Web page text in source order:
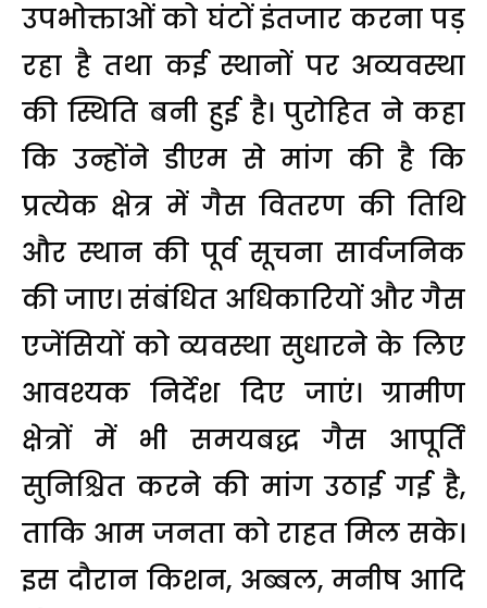
उपभोक्ताओं को घंटों इंतजार करना पड़
रहा है तथा कई स्थानों पर अव्यवस्था
की स्थिति बनी हुई है। पुरोहित ने कहा
कि उन्होंने डीएम से मांग की है कि
प्रत्येक क्षेत्र में गैस वितरण की तिथि
और स्थान की पूर्व सूचना सार्वजनिक
की जाए। संबंधित अधिकारियों और गैस
एजेंसियों को व्यवस्था सुधारने के लिए
आवश्यक निर्देश दिए जाएं। ग्रामीण
क्षेत्रों में भी समयबद्ध गैस आपूर्ति
सुनिश्चित करने की मांग उठाई गई है,
ताकि आम जनता को राहत मिल सके।
इस दौरान किशन, अब्बल, मनीष आदि